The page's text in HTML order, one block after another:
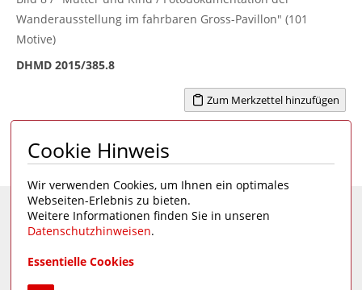
Wanderausstellung im fahrbaren Gross-Pavillon" (101
Motive)
DHMD 2015/385.8
Zum Merkzettel hinzufügen
Seite 1 von 1 1
Eine Seite desDeutschen Hygiene-Museums
Cookie Hinweis
Wir verwenden Cookies, um Ihnen ein optimales
Webseiten-Erlebnis zu bieten.
Weitere Informationen finden Sie in unseren
Datenschutzhinweisen.
Essentielle Cookies